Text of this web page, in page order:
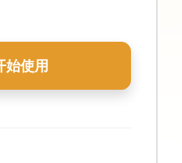
始使用